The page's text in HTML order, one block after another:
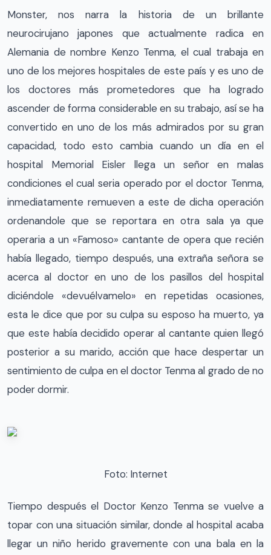
Monster, nos narra la historia de un brillante
neurocirujano japones que actualmente radica en
Alemania de nombre Kenzo Tenma, el cual trabaja en
uno de los mejores hospitales de este país y es uno de
los doctores más prometedores que ha logrado
ascender de forma considerable en su trabajo, así se ha
convertido en uno de los más admirados por su gran
capacidad, todo esto cambia cuando un día en el
hospital Memorial Eisler llega un señor en malas
condiciones el cual seria operado por el doctor Tenma,
inmediatamente remueven a este de dicha operación
ordenandole que se reportara en otra sala ya que
operaria a un «Famoso» cantante de opera que recién
había llegado, tiempo después, una extraña señora se
acerca al doctor en uno de los pasillos del hospital
diciéndole «devuélvamelo» en repetidas ocasiones,
esta le dice que por su culpa su esposo ha muerto, ya
que este había decidido operar al cantante quien llegó
posterior a su marido, acción que hace despertar un
sentimiento de culpa en el doctor Tenma al grado de no
poder dormir.
Foto: Internet
Tiempo después el Doctor Kenzo Tenma se vuelve a
topar con una situación similar, donde al hospital acaba
llegar un niño herido gravemente con una bala en la